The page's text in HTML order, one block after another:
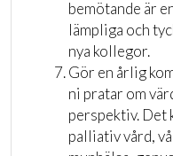
bemötande är
lämpliga och
nya kollegor.
Gör en årlig
ni pratar om
perspektiv. Det
palliativ vård,